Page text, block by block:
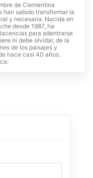
de Clementina
han sabido transformar la
y necesaria. Nacida en
desde 1987, ha
para adentrarse
ni debe olvidar, de la
de los paisajes y
hace casi 40 años.